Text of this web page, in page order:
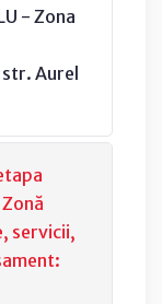
- Zona
Aurel
servicii,